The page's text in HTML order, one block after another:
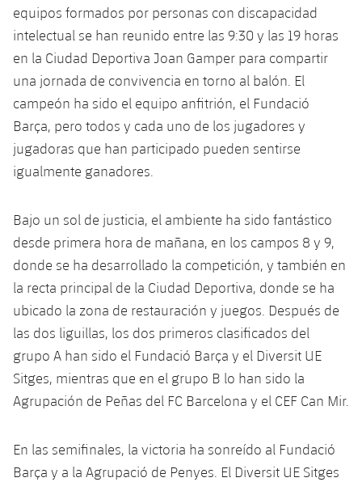
equipos formados por personas con discapacidad
intelectual se han reunido entre las 9:30 y las 19 horas
en la Ciudad Deportiva Joan Gamper para compartir
una jornada de convivencia en torno al balón. El
campeón ha sido el equipo anfitrión, el Fundació
Barça, pero todos y cada uno de los jugadores y
jugadoras que han participado pueden sentirse
igualmente ganadores.
Bajo un sol de justicia, el ambiente ha sido fantástico
desde primera hora de mañana, en los campos 8 y 9,
donde se ha desarrollado la competición, y también en
la recta principal de la Ciudad Deportiva, donde se ha
ubicado la zona de restauración y juegos. Después de
las dos liguillas, los dos primeros clasificados del
grupo A han sido el Fundació Barça y el Diversit UE
Sitges, mientras que en el grupo B lo han sido la
Agrupación de Peñas del FC Barcelona y el CEF Can Mir.
En las semifinales, la victoria ha sonreído al Fundació
Barça y a la Agrupació de Penyes. El Diversit UE Sitges